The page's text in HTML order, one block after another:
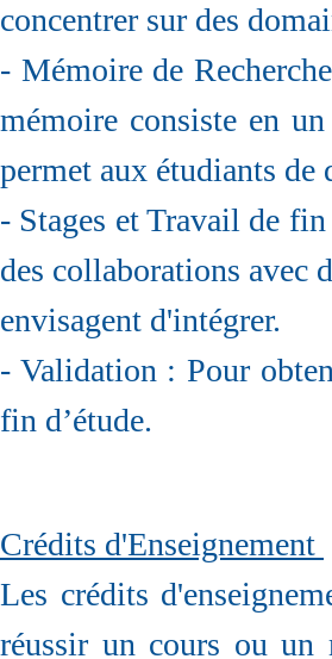
concentrer sur des
- Mémoire de
mémoire consiste en
permet aux étudiants de
- Stages et Travail de
des collaborations avec
envisagent d'intégrer.
- Validation : Pour
fin d’étude.
Crédits d'Enseignement
Les crédits
réussir un cours ou un